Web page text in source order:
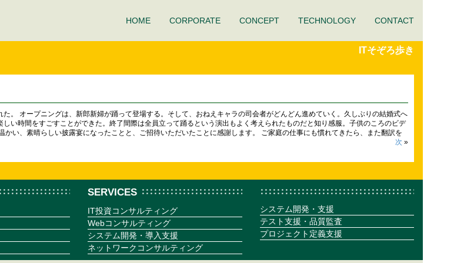
HOME CORPORATE CONCEPT TECHNOLOGY CONTACT
ITそぞろ歩き
。 オープニングは、新郎新婦が踊って登場する。そして、おねえキャラの司会者がどんどん進めていく。久しぶりの結婚式へ
い時間をすごすことができた。終了間際は全員立って踊るという演出もよく考えられたものだと知り感服。子供のころのビデ
い、素晴らしい披露宴になったことと、ご招待いただいたことに感謝します。 ご家庭の仕事にも慣れてきたら、また翻訳を
次 »
SERVICES
IT投資コンサルティング
Webコンサルティング
システム開発・導入支援
ネットワークコンサルティング
システム開発・支援
テスト支援・品質監査
プロジェクト定義支援